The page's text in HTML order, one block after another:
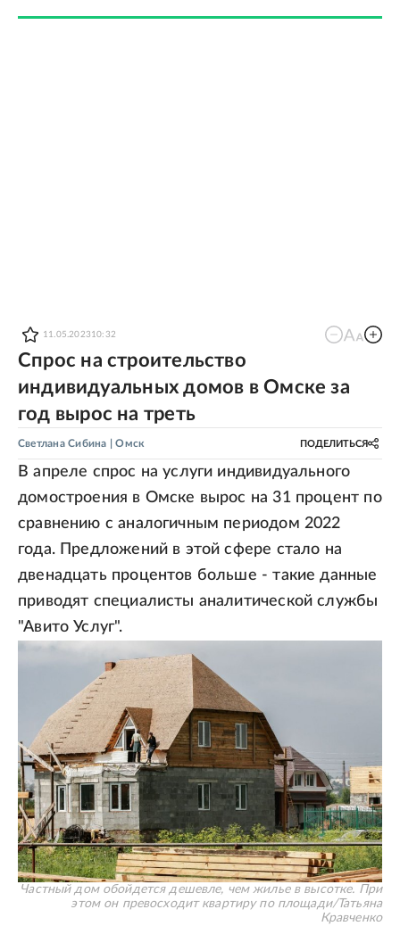
11.05.2023 10:32
Спрос на строительство
индивидуальных домов в Омске за
год вырос на треть
Светлана Сибина | Омск ПОДЕЛИТЬСЯ
В апреле спрос на услуги индивидуального
домостроения в Омске вырос на 31 процент по
сравнению с аналогичным периодом 2022
года. Предложений в этой сфере стало на
двенадцать процентов больше - такие данные
приводят специалисты аналитической службы
"Авито Услуг".
Частный дом обойдется дешевле, чем жилье в высотке. При
этом он превосходит квартиру по площади/Татьяна
Кравченко